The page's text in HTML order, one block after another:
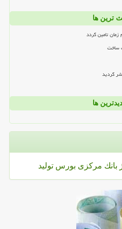
ترین ها
تامین گردد
گردید
ها
بانك مركزی بورس تولید